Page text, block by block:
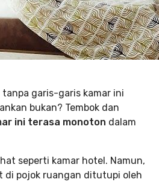
garis-garis kamar ini
bukan? Tembok dan
ini terasa monoton dalam
seperti kamar hotel. Namun,
di pojok ruangan ditutupi oleh